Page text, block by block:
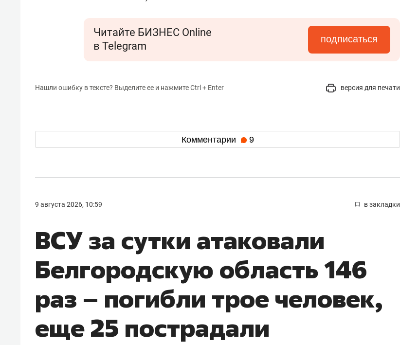
Читайте БИЗНЕС Online
в Telegram
подписаться
Нашли ошибку в тексте? Выделите ее и нажмите Ctrl + Enter версия для печати
Комментарии 9
9 августа 2026, 10:59 в закладки
ВСУ за сутки атаковали
Белгородскую область 146
раз – погибли трое человек,
еще 25 пострадали